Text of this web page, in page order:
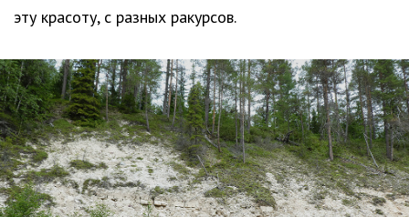
эту красоту, с разных ракурсов.